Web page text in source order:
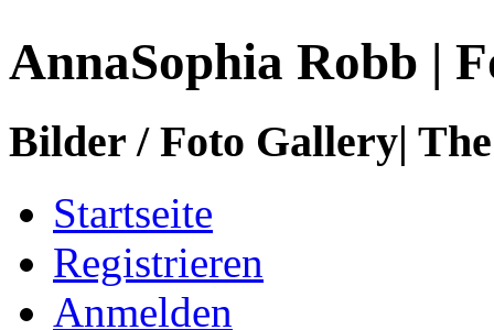
AnnaSophia Robb |
Bilder / Foto Gallery|
Startseite
Registrieren
Anmelden